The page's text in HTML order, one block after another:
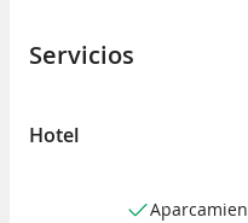
Servicios
Hotel